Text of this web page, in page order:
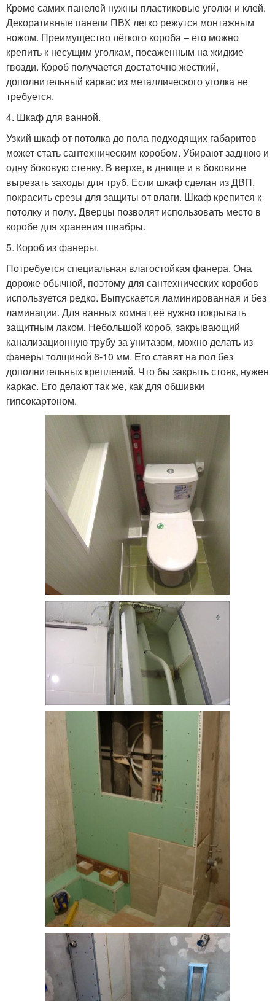
Кроме самих панелей нужны пластиковые уголки и клей.
Декоративные панели ПВХ легко режутся монтажным
ножом. Преимущество лёгкого короба – его можно
крепить к несущим уголкам, посаженным на жидкие
гвозди. Короб получается достаточно жесткий,
дополнительный каркас из металлического уголка не
требуется.
4. Шкаф для ванной.
Узкий шкаф от потолка до пола подходящих габаритов
может стать сантехническим коробом. Убирают заднюю и
одну боковую стенку. В верхе, в днище и в боковине
вырезать заходы для труб. Если шкаф сделан из ДВП,
покрасить срезы для защиты от влаги. Шкаф крепится к
потолку и полу. Дверцы позволят использовать место в
коробе для хранения швабры.
5. Короб из фанеры.
Потребуется специальная влагостойкая фанера. Она
дороже обычной, поэтому для сантехнических коробов
используется редко. Выпускается ламинированная и без
ламинации. Для ванных комнат её нужно покрывать
защитным лаком. Небольшой короб, закрывающий
канализационную трубу за унитазом, можно делать из
фанеры толщиной 6-10 мм. Его ставят на пол без
дополнительных креплений. Что бы закрыть стояк, нужен
каркас. Его делают так же, как для обшивки
гипсокартоном.